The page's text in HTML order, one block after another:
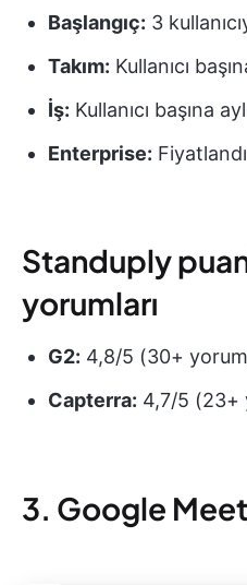
Başlangıç: 3
Takım: Kullanıcı
İş: Kullanıcı başına
Enterprise:
Standuply
yorumları
G2: 4,8/5 (30+
Capterra: 4,7/5 (23+
3. Google Meet